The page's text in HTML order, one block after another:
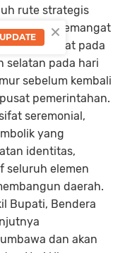
rute strategis
dan semangat
wilayah barat pada
selatan pada hari
sebelum kembali
pemerintahan.
seremonial,
yang
identitas,
seluruh elemen
daerah.
Bupati, Bendera
dan akan
×
UPDATE